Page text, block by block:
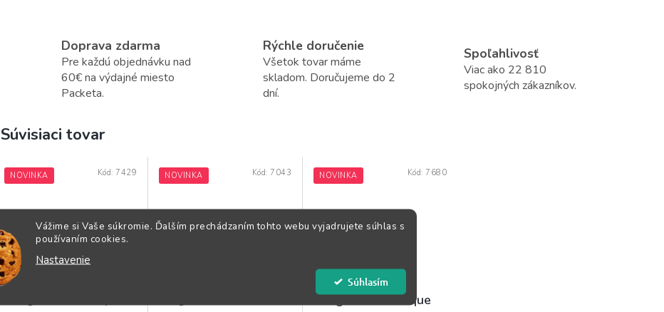
Vážime si Vaše súkromie. Ďalším prechádzaním tohto webu vyjadrujete súhlas s
používaním cookies.
Nastavenie
Súhlasím
Doprava zdarma
Pre každú objednávku nad
60€ na výdajné miesto
Packeta.
Rýchle doručenie
Všetok tovar máme
skladom. Doručujeme do 2
dní.
Spoľahlivosť
Viac ako 22 810
spokojných zákazníkov.
Súvisiaci tovar
NOVINKA
Capablanca's
Kód: 7429 NOVINKA Kód: 7043 NOVINKA
Bobby Fischer's
Endgame Technique
Kód: 7680